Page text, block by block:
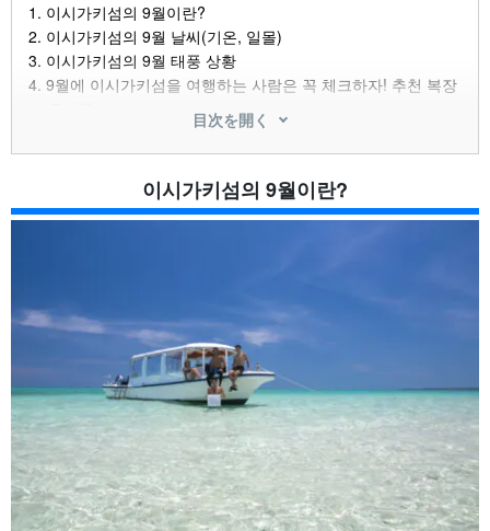
1. 이시가키섬의 9월이란?
2. 이시가키섬의 9월 날씨(기온, 일몰)
3. 이시가키섬의 9월 태풍 상황
4. 9월에 이시가키섬을 여행하는 사람은 꼭 체크하자! 추천 복장
현지 거주 스태프가 엄선! 이시가키섬의 9월 추천 액티비티
5.1.스노클링
5.3.SUP
6.번외편] 이리오모테 섬에서 당일치기 관광! 이시가키섬에서
이리오모테섬으로 당일치기 관광하자! 저렴한 페리 티켓이 포함
7.이시가키섬의 9월 추천 관광지
7.1. ① 반나 공원
7.2.
야에스산 종유동
7.3.가와히라만
7.4.이시가키야마무라
7.5.우간자키(우간자키)
目次を開く
이시가키섬의 9월이란?